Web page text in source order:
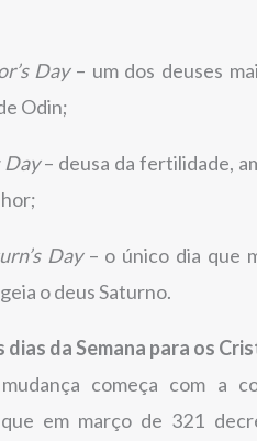
Day– um dos deuses
Odin;
Day– deusa da fertilidade,
Day– o único dia que
o deus Saturno.
dias da Semana para os
começa com a
que em março de 321